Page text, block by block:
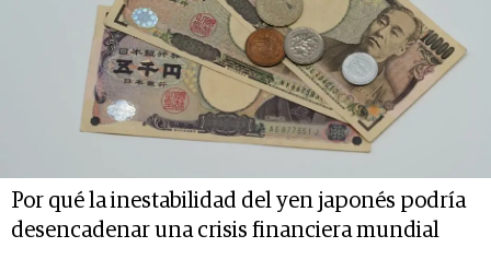
Por qué la inestabilidad del yen japonés podría
desencadenar una crisis financiera mundial